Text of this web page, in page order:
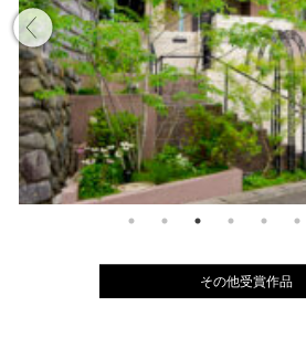
その他受賞作品